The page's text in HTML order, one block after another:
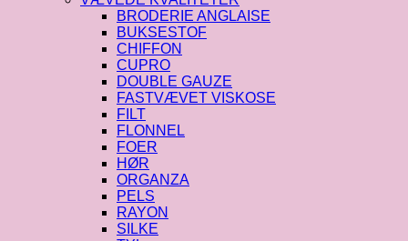
BRODERIE ANGLAISE
BUKSESTOF
CHIFFON
CUPRO
DOUBLE GAUZE
FASTVÆVET VISKOSE
FILT
FLONNEL
FOER
HØR
ORGANZA
PELS
RAYON
SILKE